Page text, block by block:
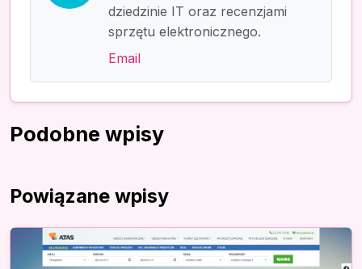
dziedzinie IT oraz recenzjami
sprzętu elektronicznego.
Email
Podobne wpisy
Powiązane wpisy